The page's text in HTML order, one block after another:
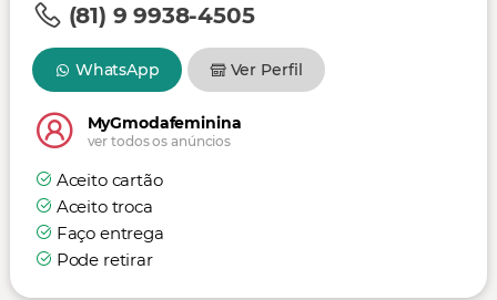
(81) 9 9938-4505
WhatsApp Ver Perfil
MyGmodafeminina
ver todos os anúncios
Aceito cartão
Aceito troca
Faço entrega
Pode retirar